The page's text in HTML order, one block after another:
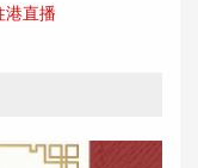
港直播